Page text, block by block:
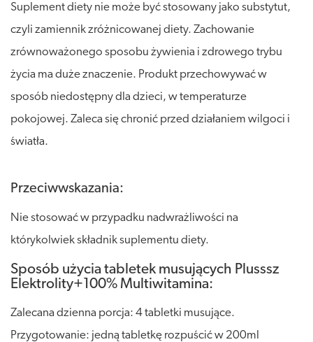
Suplement diety nie może być stosowany jako substytut,
czyli zamiennik zróżnicowanej diety. Zachowanie
zrównoważonego sposobu żywienia i zdrowego trybu
życia ma duże znaczenie. Produkt przechowywać w
sposób niedostępny dla dzieci, w temperaturze
pokojowej. Zaleca się chronić przed działaniem wilgoci i
światła.
Przeciwwskazania:
Nie stosować w przypadku nadwrażliwości na
którykolwiek składnik suplementu diety.
Sposób użycia tabletek musujących Plusssz
Elektrolity+100% Multiwitamina:
Zalecana dzienna porcja: 4 tabletki musujące.
Przygotowanie: jedną tabletkę rozpuścić w 200ml